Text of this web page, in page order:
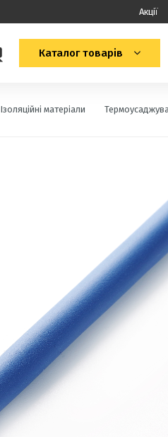
Акції
Каталог товарів
Ізоляційні матеріали